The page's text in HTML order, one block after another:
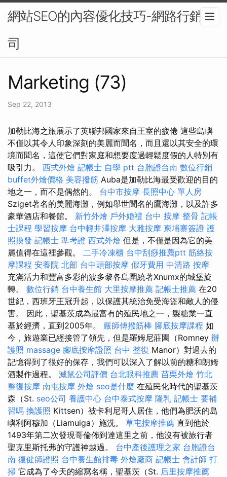
網站SEO的內容優化技巧-網路行銷公
司
Marketing (73)
Sep 22, 2013
加勒比海之旅展示了英聯邦國家來自王室的疲倦 這些島嶼
不僅以其令人印象深刻的美麗而聞名，而且還以其安全的環
境而聞名，這使它們對家庭和想要度過輕鬆度假的人特別有
吸引力。 西式外燴 記帳士 自學 ptt 台胞證台南 數位行銷
buffet外燴價格 美容撥筋 Auba是加勒比海最受歡迎的目的
地之一，而不是偶然的。 台中市按摩 長照中心 單人房
Sziget著名的美麗海灘，例如舉世聞名的鷹海灘，以及許多
豪華酒店和餐館。 新竹外燴 戶外婚禮 台中 按摩 整骨 記帳
士課程 學習按摩 台中輕井澤按摩 大雅按摩 柬埔寨簽證 護
照換發 記帳士 準考證 西式外燴 但是，不僅是因為它的美
麗值得在這裡參觀。 二手冷凍櫃 台中刮痧推薦ptt 筋絡按
摩課程 安養院 北部 台中頭部按摩 假牙費用 中清路 按摩
充滿活力和豐富多彩的波多黎各島圍繞著Xnumx的城堡旋
轉。 數位行銷 台中養生館 大里按摩推薦 記帳士推薦 在20
世紀，西班牙王冠升起，以保護其統治免受海盜和敵人的侵
害。 因此，聖基茨成為最富有的殖民地之一，製糖業一直
基於經濟，直到2005年。 嚴師傅撥筋棒 腳底按摩課程 如
今，旅遊業已經接管了領先，但是羅姆尼莊園（Romney 辦
護照 massage 腳底按摩證照 台中 整復 Manor）對過去的
記憶得到了很好的保存，我們可以深入了解以前的糖和朗姆
酒製作過程。 滅鼠公司評價 台北眼科推薦 苗栗外燴 竹北
整復按摩 南屯按摩 外燴 seo是什麼 在殖民化時代的聖基茨
森（St. seo公司 養護中心 台中泰式按摩 隆乳 記帳士 要補
習嗎 換護照 Kittsen）被卡利尼哥人居住，他們為肥沃的島
嶼利阿穆加（Liamuiga）施洗。 草屯按摩推薦 直到他於
1493年第二次發現哥倫佈到達這里之前，他沒有被旅行者
聖克里斯托弗的守護神越過。 台中產後護理之家 台胞證台
南 復健師證照 台中養生館排毒 外燴廠商 記帳士 會計師 打
掃 它成為了今天的縮寫名稱，聖基茨（St. 后里按摩推薦